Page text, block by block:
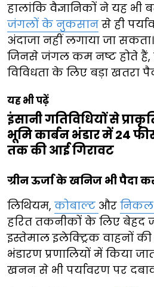
हालांकि वैज्ञानिकों ने यह भी
जंगलों के नुकसान से ही
अंदाजा नहीं लगाया जा
जिनसे जंगल कम नष्ट होते
विविधता के लिए बड़ा खतरा
यह भी पढ़ें
इंसानी गतिविधियों से
भूमि कार्बन भंडार में 24
तक की आई गिरावट
ग्रीन ऊर्जा के खनिज भी पैदा
लिथियम, कोबाल्ट और
हरित तकनीकों के लिए बेहद
इस्तेमाल इलेक्ट्रिक वाहनों
भंडारण प्रणालियों में किया
खनन से भी पर्यावरण पर